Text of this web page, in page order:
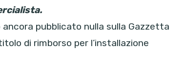
pubblicato nulla sulla Gazzetta
di rimborso per l’installazione